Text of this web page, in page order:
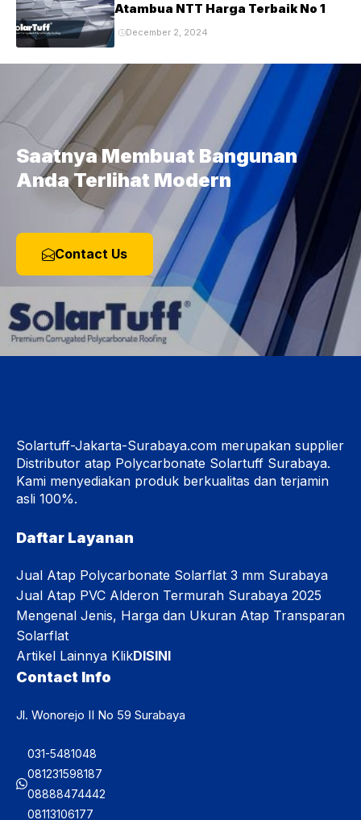
Atambua NTT Harga Terbaik No 1
December 2, 2024
Saatnya Membuat Bangunan
Anda Terlihat Modern
Contact Us
Solartuff-Jakarta-Surabaya.com merupakan supplier
Distributor atap Polycarbonate Solartuff Surabaya.
Kami menyediakan produk berkualitas dan terjamin
asli 100%.
Daftar Layanan
Jual Atap Polycarbonate Solarflat 3 mm Surabaya
Jual Atap PVC Alderon Termurah Surabaya 2025
Mengenal Jenis, Harga dan Ukuran Atap Transparan
Solarflat
Artikel Lainnya KlikDISINI
Contact Info
Jl. Wonorejo II No 59 Surabaya
031-5481048
081231598187
08888474442
08113106177